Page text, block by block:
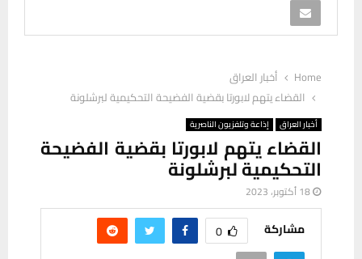
Home
أخبار العراق
القضاء يتهم لابورتا بقضية الفضيحة التحكيمية لبرشلونة
أخبار العراق إذاعة وتلفزيون الناصرية
القضاء يتهم لابورتا بقضية الفضيحة
التحكيمية لبرشلونة
18 أكتوبر، 2023
مشاركة 0